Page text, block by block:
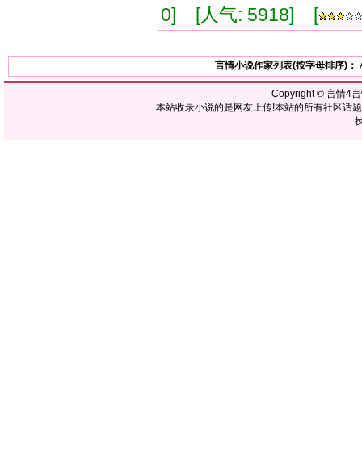
0] [人气: 5918] [
言情小说作家列表(按字母排序)：
Copyright © 言情4
本站收录小说的是网友上传!本站的所有社区话